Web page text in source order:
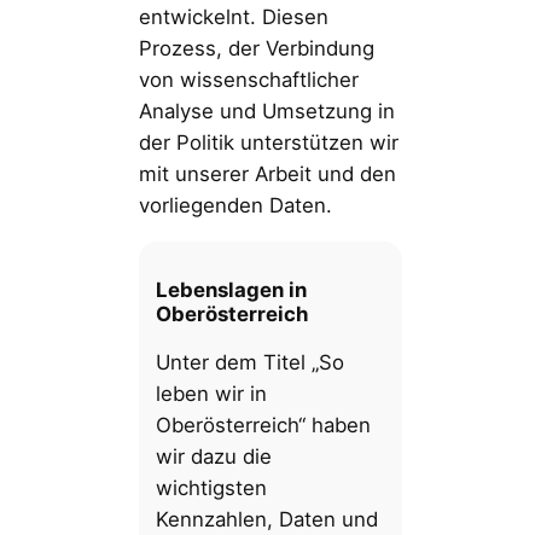
entwickelnt. Diesen
Prozess, der Verbindung
von wissenschaftlicher
Analyse und Umsetzung in
der Politik unterstützen wir
mit unserer Arbeit und den
vorliegenden Daten.
Lebenslagen in
Oberösterreich
Unter dem Titel „So
leben wir in
Oberösterreich“ haben
wir dazu die
wichtigsten
Kennzahlen, Daten und